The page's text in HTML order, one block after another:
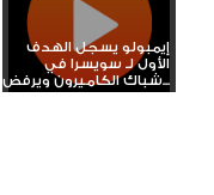
إيمبولو يسجل الهدف
الأول لـ سويسرا في
شباك الكاميرون ويرفض...